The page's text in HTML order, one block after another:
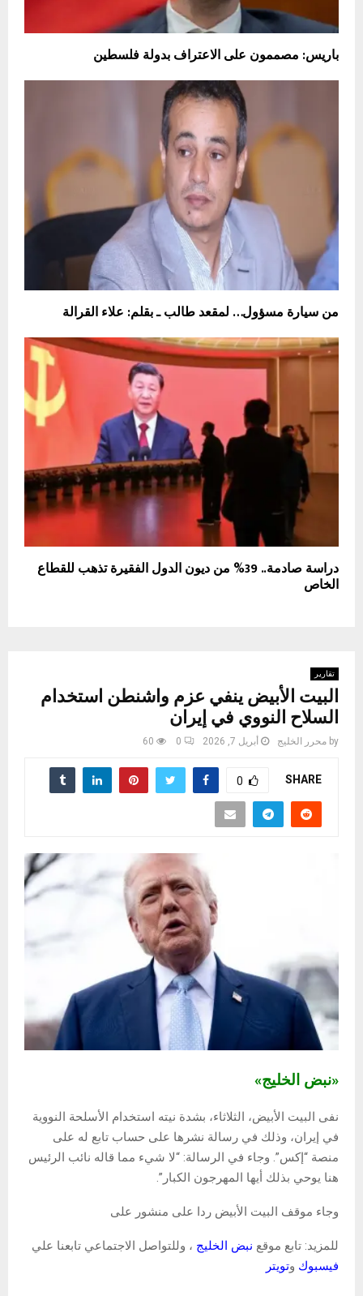
باريس: مصممون على الاعتراف بدولة فلسطين
من سيارة مسؤول… لمقعد طالب ـ بقلم: علاء القرالة
دراسة صادمة.. 39% من ديون الدول الفقيرة تذهب للقطاع
الخاص
تقارير
البيت الأبيض ينفي عزم واشنطن استخدام
السلاح النووي في إيران
by محرر الخليج أبريل 7, 2026 0
60
SHARE
0
«نبض الخليج»
نفى البيت الأبيض، الثلاثاء، بشدة نيته استخدام الأسلحة النووية
في إيران، وذلك في رسالة نشرها على حساب تابع له على
منصة “إكس”. وجاء في الرسالة: “لا شيء مما قاله نائب الرئيس
هنا يوحي بذلك أيها المهرجون الكبار”.
وجاء موقف البيت الأبيض ردا على منشور على
للمزيد: تابع موقع نبض الخليج ، وللتواصل الاجتماعي تابعنا علي
فيسبوك وتويتر